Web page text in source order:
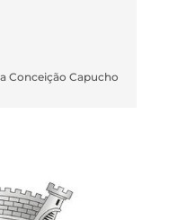
Conceição Capucho